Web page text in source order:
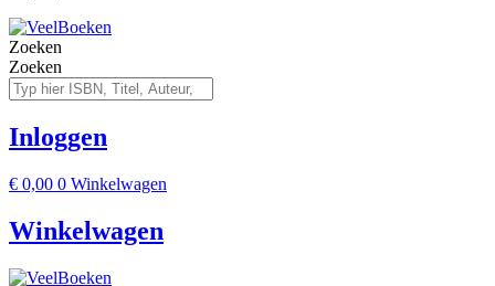
Zoeken
Zoeken
Inloggen
€ 0,00 0 Winkelwagen
Winkelwagen